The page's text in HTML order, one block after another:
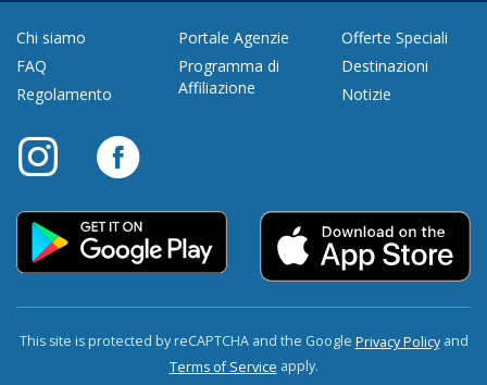
Chi siamo
FAQ
Regolamento
Portale Agenzie
Programma di
Affiliazione
Offerte Speciali
Destinazioni
Notizie
This site is protected by reCAPTCHA and the Google Privacy Policyand
Terms of Service apply.